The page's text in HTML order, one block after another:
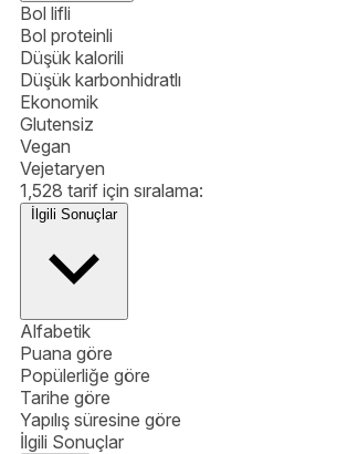
Bol lifli
Bol proteinli
Düşük kalorili
Düşük karbonhidratlı
Ekonomik
Glutensiz
Vegan
Vejetaryen
1,528 tarif için sıralama:
İlgili Sonuçlar
Alfabetik
Puana göre
Popülerliğe göre
Tarihe göre
Yapılış süresine göre
İlgili Sonuçlar